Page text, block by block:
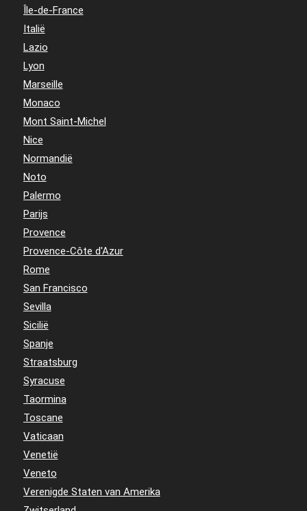
Île-de-France
Italië
Lazio
Lyon
Marseille
Monaco
Mont Saint-Michel
Nice
Normandië
Noto
Palermo
Parijs
Provence
Provence-Côte d'Azur
Rome
San Francisco
Sevilla
Sicilië
Spanje
Straatsburg
Syracuse
Taormina
Toscane
Vaticaan
Venetië
Veneto
Verenigde Staten van Amerika